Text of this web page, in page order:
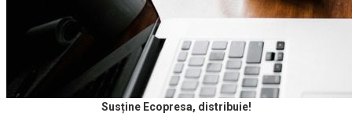
Susține Ecopresa, distribuie!